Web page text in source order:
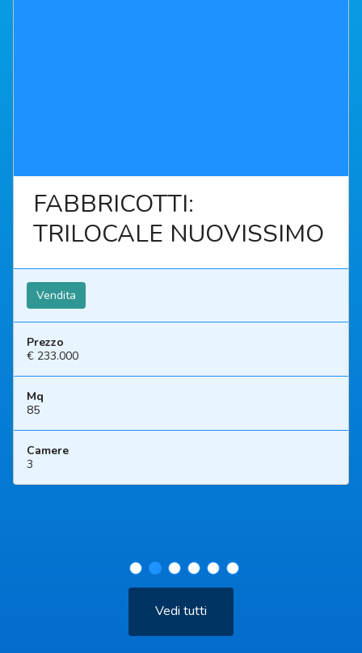
FABBRICOTTI:
TRILOCALE NUOVISSIMO
Vendita
Prezzo
€ 233.000
Mq
85
Camere
3
Vedi tutti